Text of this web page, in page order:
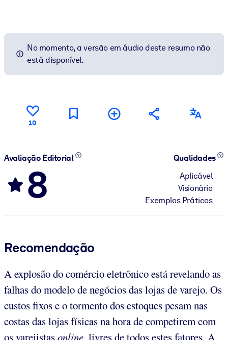
No momento, a versão em áudio deste resumo não
está disponível.
10
Avaliação Editorial
8
Qualidades
Aplicável
Visionário
Exemplos Práticos
Recomendação
A explosão do comércio eletrônico está revelando as
falhas do modelo de negócios das lojas de varejo. Os
custos fixos e o tormento dos estoques pesam nas
costas das lojas físicas na hora de competirem com
os varejistasonline, livres de todos estes fatores. A